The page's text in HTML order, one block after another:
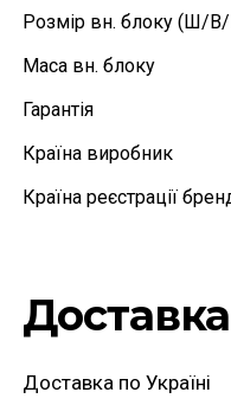
Розмір вн. блоку (Ш/
Маса вн. блоку
Гарантія
Країна виробник
Країна реєстрації
Доставка по Україні